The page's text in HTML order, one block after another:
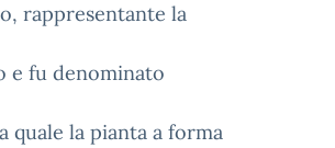
rappresentante la
e fu denominato
la pianta a forma